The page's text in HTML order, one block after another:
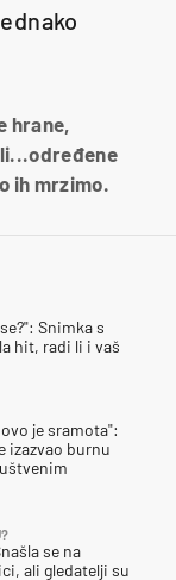
hrane,
ih mrzimo.
Snimka s
hit, radi li i vaš
je sramota":
izazvao burnu
se na
ali gledatelji su